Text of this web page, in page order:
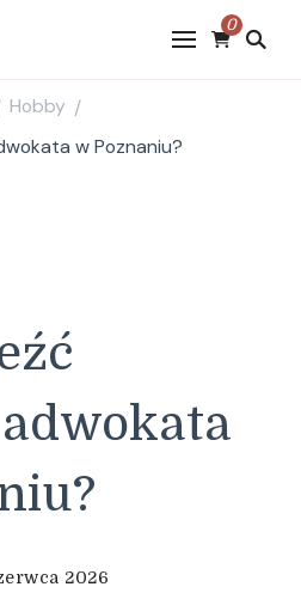
0
Hobby /
w Poznaniu?
2026